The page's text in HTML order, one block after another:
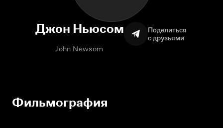
Джон Ньюсом
John Newsom
Поделиться
с друзьями
Фильмография